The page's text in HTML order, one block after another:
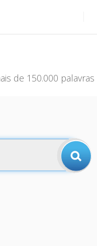
de 150.000 palavras